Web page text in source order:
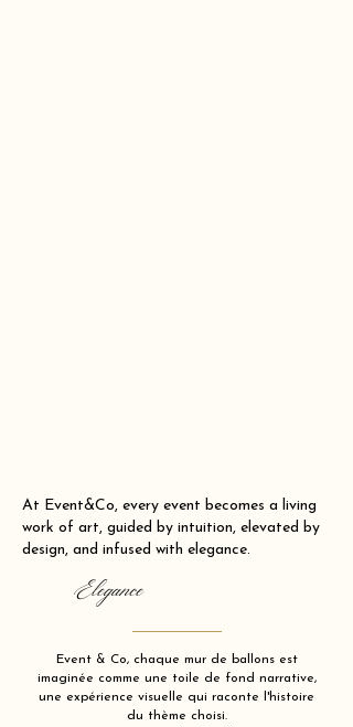
At Event&Co, every event becomes a living
work of art, guided by intuition, elevated by
design, and infused with elegance.
Elegance
Event & Co, chaque mur de ballons est
imaginée comme une toile de fond narrative,
une expérience visuelle qui raconte l'histoire
du thème choisi.